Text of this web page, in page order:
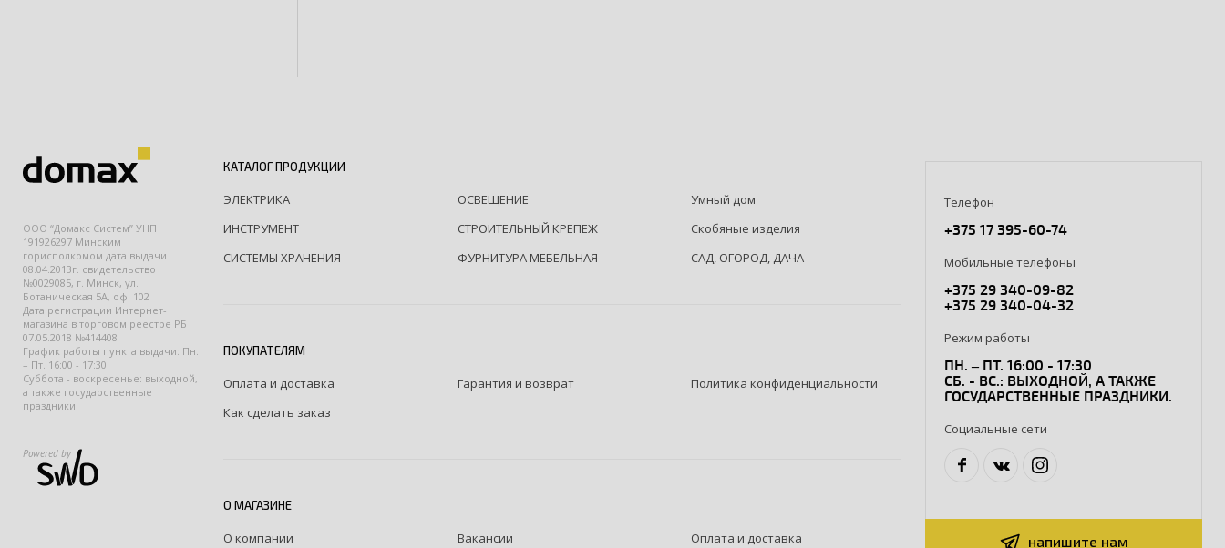
ООО “Домакс Систем” УНП
191926297 Минским
горисполкомом дата выдачи
08.04.2013г. свидетельство
№0029085, г. Минск, ул.
Ботаническая 5А, оф. 102
Дата регистрации Интернет-
магазина в торговом реестре РБ
07.05.2018 №414408
График работы пункта выдачи: Пн.
– Пт. 16:00 - 17:30
Суббота - воскресенье: выходной,
а также государственные
праздники.
Powered by
КАТАЛОГ ПРОДУКЦИИ
ЭЛЕКТРИКА ОСВЕЩЕНИЕ
Умный дом
ИНСТРУМЕНТ
СТРОИТЕЛЬНЫЙ КРЕПЕЖ
Скобяные изделия
СИСТЕМЫ ХРАНЕНИЯ
ФУРНИТУРА МЕБЕЛЬНАЯ САД, ОГОРОД, ДАЧА
ПОКУПАТЕЛЯМ
Оплата и доставка Гарантия и возврат
Политика конфиденциальности
Как сделать заказ
О МАГАЗИНЕ
О компании Вакансии
Оплата и доставка
Телефон
+375 17 395-60-74
Мобильные телефоны
+375 29 340-09-82
+375 29 340-04-32
Режим работы
ПН. – ПТ. 16:00 - 17:30
СБ. - ВС.: ВЫХОДНОЙ, А ТАКЖЕ
ГОСУДАРСТВЕННЫЕ ПРАЗДНИКИ.
Социальные сети
напишите нам